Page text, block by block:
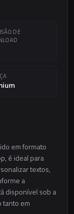
DE
em formato
é ideal para
textos,
a
disponível sob a
tanto em